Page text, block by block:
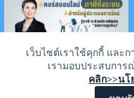
เว็บไซต์เราใช้คุกกี้ และก
เรามอบประสบกา
คลิก>>นโ
รายละเอียด>>คลิก